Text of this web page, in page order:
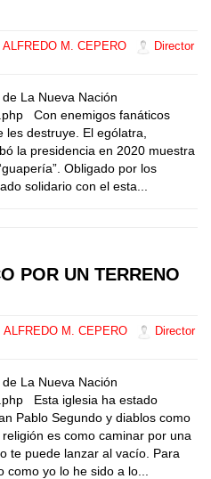
ALFREDO M. CEPERO
Director
La Nueva Nación
Con enemigos fanáticos
destruye. El ególatra,
la presidencia en 2020 muestra
Obligado por los
solidario con el esta...
POR UN TERRENO
ALFREDO M. CEPERO
Director
La Nueva Nación
Esta iglesia ha estado
Pablo Segundo y diablos como
es como caminar por una
te puede lanzar al vacío. Para
yo lo he sido a lo...